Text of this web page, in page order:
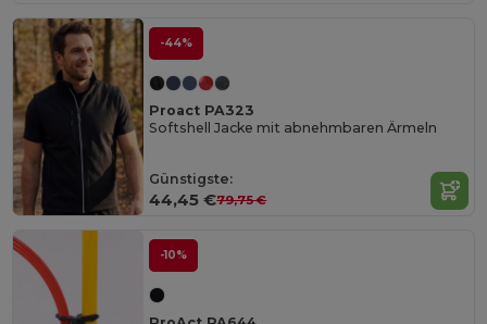
-44%
Proact PA323
Softshell Jacke mit abnehmbaren Ärmeln
Günstigste:
44,45 €79,75 €
-10%